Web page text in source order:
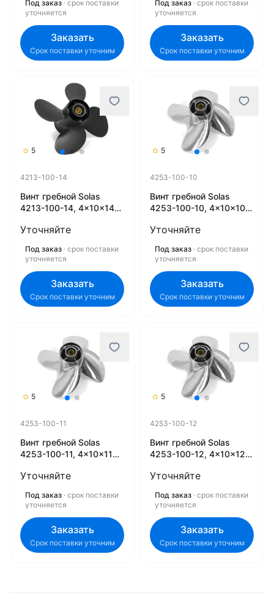
Под заказ · срок поставки
уточняется
Заказать
Срок поставки уточним
Под заказ · срок поставки
уточняется
Заказать
Срок поставки уточним
5
4213-100-14
Винт гребной Solas
4213-100-14, 4x10x14
Уточняйте
Под заказ · срок поставки
уточняется
Заказать
Срок поставки уточним
5
4253-100-10
Винт гребной Solas
4253-100-10, 4x10x10
Уточняйте
Под заказ · срок поставки
уточняется
Заказать
Срок поставки уточним
5
4253-100-11
Винт гребной Solas
4253-100-11, 4x10x11
Уточняйте
Под заказ · срок поставки
уточняется
Заказать
Срок поставки уточним
5
4253-100-12
Винт гребной Solas
4253-100-12, 4x10x12
Уточняйте
Под заказ · срок поставки
уточняется
Заказать
Срок поставки уточним